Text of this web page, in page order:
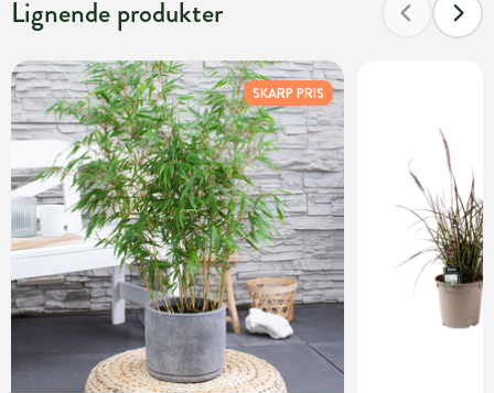
Lignende produkter
SKARP PRIS